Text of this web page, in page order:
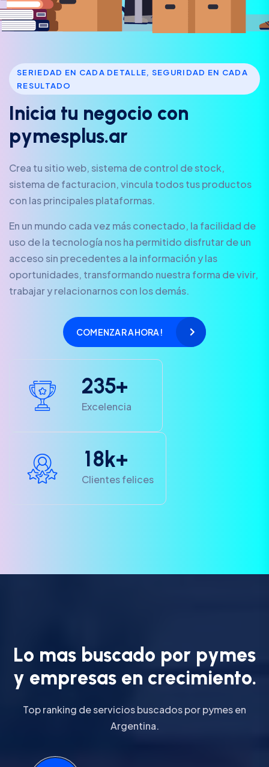
SERIEDAD EN CADA DETALLE, SEGURIDAD EN CADA
RESULTADO
Inicia tu negocio con
pymesp us.ar
Crea tu sitio web, sistema de control de stock,
sistema de facturacion, vincula todos tus productos
con las principales plataformas.
En un mundo cada vez más conectado, la facilidad de
uso de la tecnología nos ha permitido disfrutar de un
acceso sin precedentes a la información y las
oportunidades, transformando nuestra forma de vivir,
trabajar y relacionarnos con los demás.
COMENZAR AHORA!
235+
Excelencia
18k+
Clientes felices
Lo mas buscado por pymes
y empresas en crecimiento.
Top ranking de servicios buscados por pymes en
Argentina.